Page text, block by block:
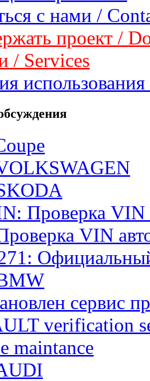
с нами /
проект /
/ Services
Проверка VIN
VIN
сервис
verification
maintance